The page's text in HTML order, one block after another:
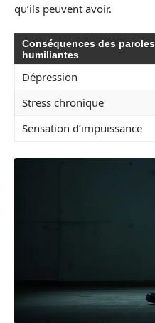
qu’ils peuvent avoir.
Conséquences des paroles
humiliantes
Dépression
Stress chronique
Sensation d’impuissance